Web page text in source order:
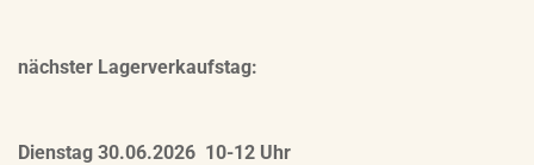
nächster Lagerverkaufstag:
Dienstag 30.06.2026 10-12 Uhr